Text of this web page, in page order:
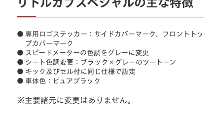
● 専用ロゴステッカー：サイドカバーマーク、フロントトッ
プカバーマーク
● スピードメーターの色調をグレーに変更
● シート色調変更：ブラック×グレーのツートーン
● キック及びセル付に同じ仕様で設定
● 車体色：ピュアブラック
※主要諸元に変更はありません。